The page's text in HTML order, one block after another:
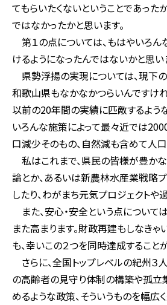
てもらいたくないということであった
ではなかったかと思います。
第１の点については、もはやいろ
けるようになったんではないかと思い
県勢浮揚の実現については、現下
和歌山県もなかなかつらいんですけ
以前の20年間の実績に匹敵するよう
いろんな施策によって最々近では
口減少そのもの、自然減も含めて人
私はこれまで、県民の皆様が豊か
論とか、あるいは新農林水産業戦略
したり、わがまち元気プロジェクト
また、安心・安全という点について
また高まります。財政再建もしなき
も、幸いこの２つを同時達成すること
さらに、全国トップレベルの紀州
の高齢者の見守り体制の構築や孤
めるような政策、そういうものを幅広